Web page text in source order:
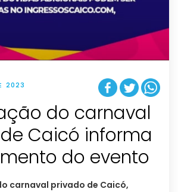
2023
do carnaval
Caicó informa
do evento
carnaval privado de Caicó,